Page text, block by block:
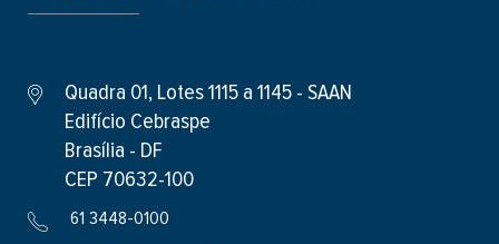
Quadra 01, Lotes 1115 a 1145 - SAAN
Edifício Cebraspe
Brasília - DF
CEP 70632-100
61 3448-0100